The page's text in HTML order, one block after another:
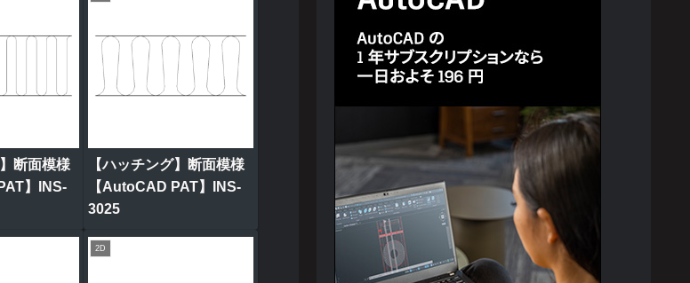
断面模様
】INS-
【ハッチング】断面模様
【AutoCAD PAT】INS-
3025
2D